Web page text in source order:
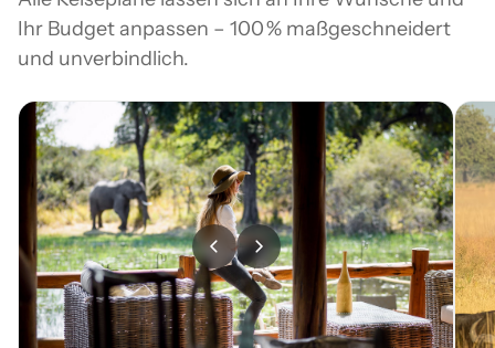
Ihr Budget anpassen – 100 % maßgeschneidert
und unverbindlich.